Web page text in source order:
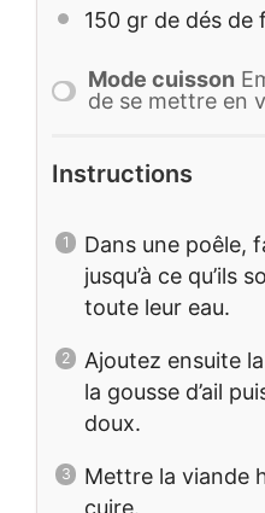
150 gr de dés de
Mode cuisson
de se mettre en
Instructions
Dans une poêle,
jusqu’à ce qu’ils
toute leur eau.
Ajoutez ensuite la
la gousse d’ail
doux.
Mettre la viande
cuire.